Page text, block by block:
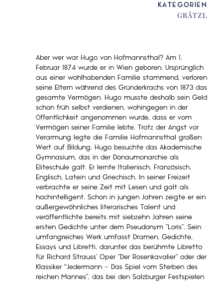
KATEGORIEN
GRÄTZL
Aber wer war Hugo von Hofmannsthal? Am 1.
Februar 1874 wurde er in Wien geboren. Ursprünglich
aus einer wohlhabenden Familie stammend, verloren
seine Eltern während des Gründerkrachs von 1873 das
gesamte Vermögen. Hugo musste deshalb sein Geld
schon früh selbst verdienen, wohingegen in der
Öffentlichkeit angenommen wurde, dass er vom
Vermögen seiner Familie lebte. Trotz der Angst vor
Verarmung legte die Familie Hofmannsthal großen
Wert auf Bildung. Hugo besuchte das Akademische
Gymnasium, das in der Donaumonarchie als
Eliteschule galt. Er lernte Italienisch, Französisch,
Englisch, Latein und Griechisch. In seiner Freizeit
verbrachte er seine Zeit mit Lesen und galt als
hochintelligent. Schon in jungen Jahren zeigte er ein
außergewöhnliches literarisches Talent und
veröffentlichte bereits mit siebzehn Jahren seine
ersten Gedichte unter dem Pseudonym "Loris". Sein
umfangreiches Werk umfasst Dramen, Gedichte,
Essays und Libretti, darunter das berühmte Libretto
für Richard Strauss' Oper "Der Rosenkavalier" oder der
Klassiker “Jedermann – Das Spiel vom Sterben des
reichen Mannes”, das bei den Salzburger Festspielen